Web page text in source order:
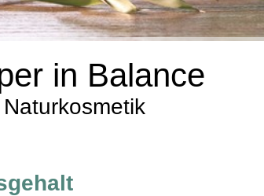
in Balance
Naturkosmetik